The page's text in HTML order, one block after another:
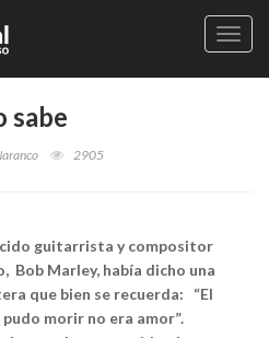
sabe
2905
guitarrista y compositor
Bob Marley, había dicho una
que bien se recuerda: “El
morir no era amor”.